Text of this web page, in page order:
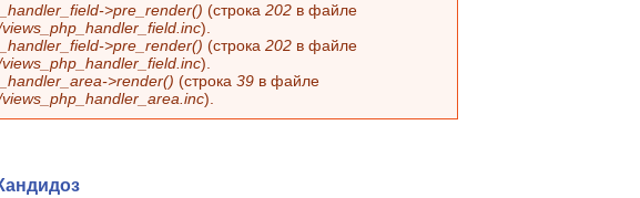
>pre_render() (строка 202в файле
).
>pre_render() (строка 202в файле
).
>render() (строка 39в файле
).